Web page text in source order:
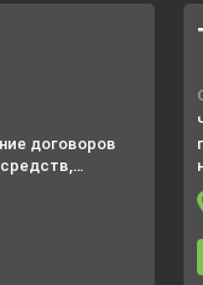
договоров